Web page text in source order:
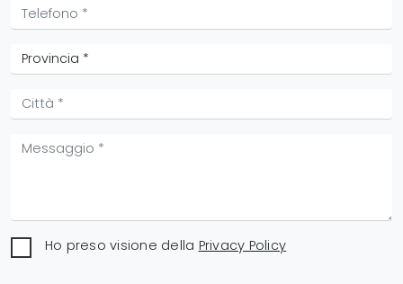
Ho preso visione della Privacy Policy